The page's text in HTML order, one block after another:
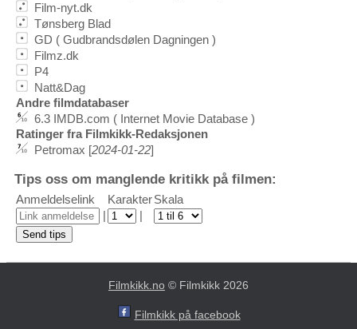
Film-nyt.dk
Tønsberg Blad
GD ( Gudbrandsdølen Dagningen )
Filmz.dk
P4
Natt&Dag
Andre filmdatabaser
6.3 IMDB.com ( Internet Movie Database )
Ratinger fra Filmkikk-Redaksjonen
Petromax [2024-01-22]
Tips oss om manglende kritikk på filmen:
Anmeldelselink KarakterSkala
|
|
Filmkikk.no © Filmkikk 2026
Filmkikk på facebook